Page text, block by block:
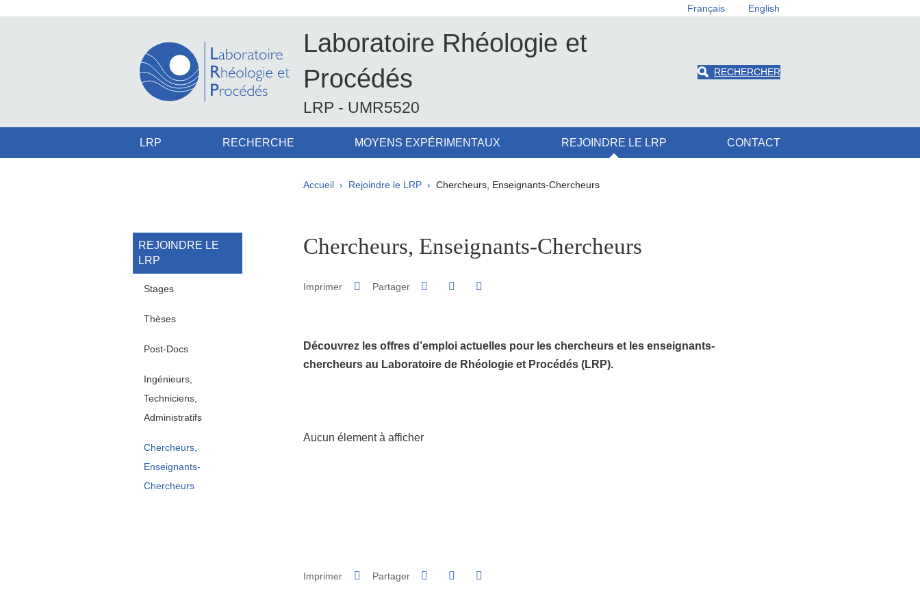
Français English
Laboratoire Rhéologie et
Procédés
LRP - UMR5520
RECHERCHER
Navigation principale
LRP RECHERCHE MOYENS EXPÉRIMENTAUX REJOINDRE LE LRP CONTACT
Fil d'Ariane
Accueil Rejoindre le LRP Chercheurs, Enseignants-Chercheurs
Navigation principale Sidebar
REJOINDRE LE
LRP
Stages
Thèses
Post-Docs
Ingénieurs,
Techniciens,
Administratifs
Chercheurs,
Enseignants-
Chercheurs
Chercheurs, Enseignants-Chercheurs
Imprimer Partager Partager sur Facebook
Partager sur LinkedIn
Découvrez les offres d’emploi actuelles pour les chercheurs et les enseignants-
chercheurs au Laboratoire de Rhéologie et Procédés (LRP).
Aucun élement à afficher
Imprimer Partager Partager sur Facebook
Partager sur LinkedIn